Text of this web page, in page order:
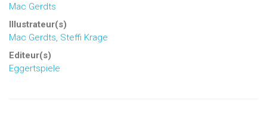
Mac Gerdts
Illustrateur(s)
Mac Gerdts, Steffi Krage
Editeur(s)
Eggertspiele